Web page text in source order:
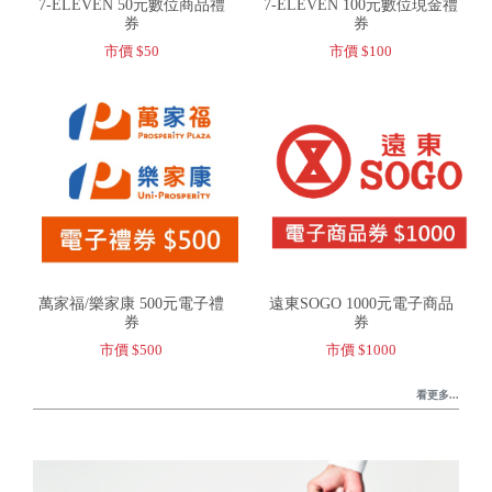
7-ELEVEN 50元數位商品禮
券
市價 $50
7-ELEVEN 100元數位現金禮
券
市價 $100
萬家福/樂家康 500元電子禮
券
市價 $500
遠東SOGO 1000元電子商品
券
市價 $1000
看更多...